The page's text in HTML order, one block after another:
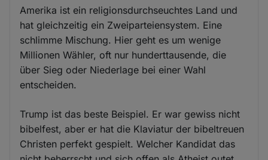
Amerika ist ein religionsdurchseuchtes Land und
hat gleichzeitig ein Zweiparteiensystem. Eine
schlimme Mischung. Hier geht es um wenige
Millionen Wähler, oft nur hunderttausende, die
über Sieg oder Niederlage bei einer Wahl
entscheiden.
Trump ist das beste Beispiel. Er war gewiss nicht
bibelfest, aber er hat die Klaviatur der bibeltreuen
Christen perfekt gespielt. Welcher Kandidat das